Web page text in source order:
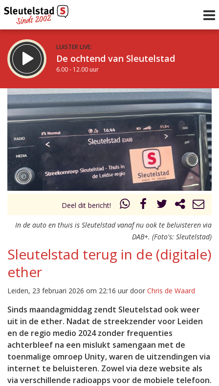
LUISTER LIVE:
De ochtend van Sleutelstad
6.00 - 12.00 uur
STRAKS:
De middag van Sleutelstad
12.00 - 18.00 uur
Vorig uur
uur 1 van 0 Volgend uur
Deel dit bericht!
In de auto en thuis is Sleutelstad vanaf nu ook te beluisteren via
DAB+. (Foto's: Sleutelstad)
Sleutelstad terug in de (digitale)
ether
Leiden, 23 februari 2026 om 22:16 uur door Chris de Waard
Sinds maandagmiddag zendt Sleutelstad ook weer
uit in de ether. Nadat de streekzender voor Leiden
en de regio medio 2024 zonder frequenties
achterbleef na een mislukt samengaan met de
toenmalige omroep Unity, waren de uitzendingen via
internet te beluisteren. Zowel via deze website als
via verschillende radioapps voor de mobiele telefoon.